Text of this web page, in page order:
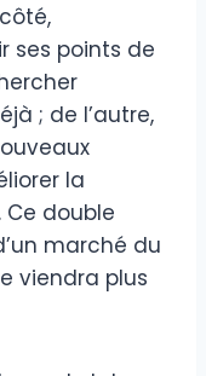
ses points de
; de l’autre,
la
double
marché du
viendra plus